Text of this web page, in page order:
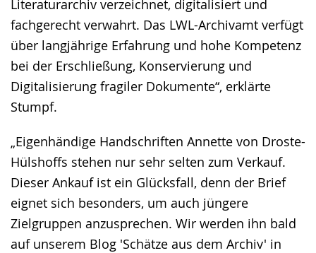
Literaturarchiv verzeichnet, digitalisiert und
fachgerecht verwahrt. Das LWL-Archivamt verfügt
über langjährige Erfahrung und hohe Kompetenz
bei der Erschließung, Konservierung und
Digitalisierung fragiler Dokumente“, erklärte
Stumpf.
„Eigenhändige Handschriften Annette von Droste-
Hülshoffs stehen nur sehr selten zum Verkauf.
Dieser Ankauf ist ein Glücksfall, denn der Brief
eignet sich besonders, um auch jüngere
Zielgruppen anzusprechen. Wir werden ihn bald
auf unserem Blog 'Schätze aus dem Archiv' in